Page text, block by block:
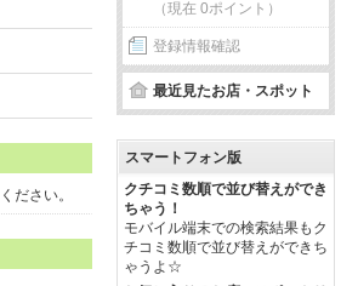
ください。
（現在 0ポイント）
登録情報確認
最近見たお店・スポット
スマートフォン版
クチコミ数順で並び替えができ
ちゃう！
モバイル端末での検索結果もク
チコミ数順で並び替えができち
ゃうよ☆